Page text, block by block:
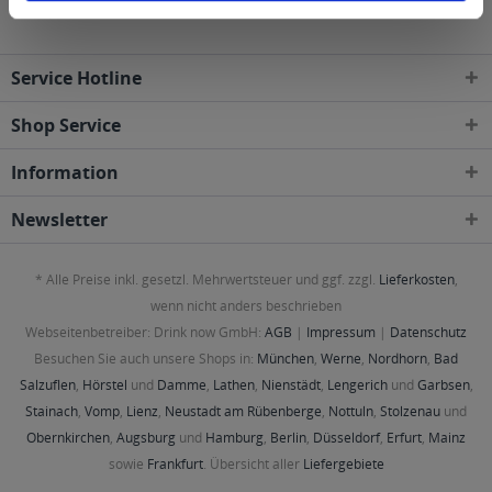
Service Hotline
Shop Service
Information
Newsletter
* Alle Preise inkl. gesetzl. Mehrwertsteuer und ggf. zzgl. Lieferkosten,
wenn nicht anders beschrieben
Webseitenbetreiber: Drink now GmbH: AGB | Impressum | Datenschutz
Besuchen Sie auch unsere Shops in: München, Werne, Nordhorn, Bad
Salzuflen, Hörstel und Damme, Lathen, Nienstädt, Lengerichund Garbsen,
Stainach, Vomp, Lienz, Neustadt am Rübenberge, Nottuln, Stolzenau und
Obernkirchen, Augsburg und Hamburg, Berlin, Düsseldorf, Erfurt, Mainz
sowie Frankfurt. Übersicht aller Liefergebiete